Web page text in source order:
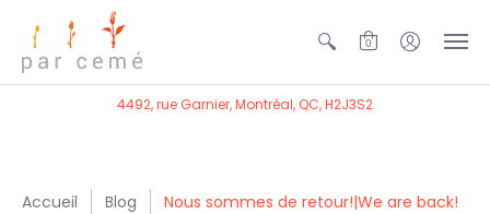
0
4492, rue Garnier, Montréal, QC, H2J3S2
Accueil Blog Nous sommes de retour!|We are back!